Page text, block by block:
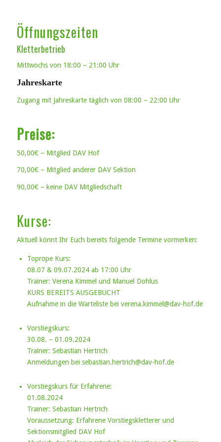
Öffnungszeiten
Kletterbetrieb
Mittwochs von 18:00 – 21:00 Uhr
Jahreskarte
Zugang mit Jahreskarte täglich von 08:00 – 22:00 Uhr
Preise:
50,00€ – Mitglied DAV Hof
70,00€ – Mitglied anderer DAV Sektion
90,00€ – keine DAV Mitgliedschaft
Kurse:
Aktuell könnt Ihr Euch bereits folgende Termine vormerken:
Toprope Kurs:
08.07 & 09.07.2024 ab 17:00 Uhr
Trainer: Verena Kimmel und Manuel Dohlus
KURS BEREITS AUSGEBUCHT
Aufnahme in die Warteliste bei verena.kimmel@dav-hof.de
Vorstiegskurs:
30.08. – 01.09.2024
Trainer: Sebastian Hertrich
Anmeldungen bei sebastian.hertrich@dav-hof.de
Vorstiegskurs für Erfahrene:
01.08.2024
Trainer: Sebastian Hertrich
Voraussetzung: Erfahrene Vorstiegskletterer und
Sektionsmitglied DAV Hof